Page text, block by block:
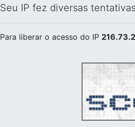
Seu IP fez diversas
Para liberar o acesso do IP